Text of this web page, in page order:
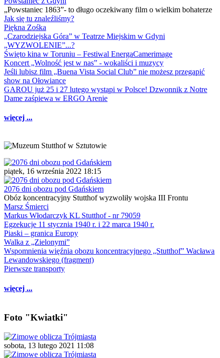
„Powstaniec 1863”- to długo oczekiwany film o wielkim bohaterze
Jak się tu znaleźliśmy?
Piękna Zośka
„Czarodziejska Góra” w Teatrze Miejskim w Gdyni
„WYZWOLENIE”...?
Święto kina w Toruniu – Festiwal EnergaCamerimage
Koncert „Wolność jest w nas” - wokaliści i muzycy
Jeśli lubisz film „Buena Vista Social Club” nie możesz przegapić
show na Ołowiance
GAROU już 25 i 27 lutego wystąpi w Polsce! Dzwonnik z Notre
Dame zaśpiewa w ERGO Arenie
więcej ...
piątek, 16 września 2022 18:15
2076 dni obozu pod Gdańskiem
Obóz koncentracyjny Stutthof wyzwoliły wojska III Frontu
Marsz Śmierci
Markus Włodarczyk KL Stutthof - nr 79059
Egzekucje 11 stycznia 1940 r. i 22 marca 1940 r.
Piaski – granica Europy
Walka z „Zielonymi”
Wspomnienia więźnia obozu koncentracyjnego „Stutthof” Wacława
Lewandowskiego (fragment)
Pierwsze transporty
więcej ...
Foto "Kwiatki"
sobota, 13 lutego 2021 11:08